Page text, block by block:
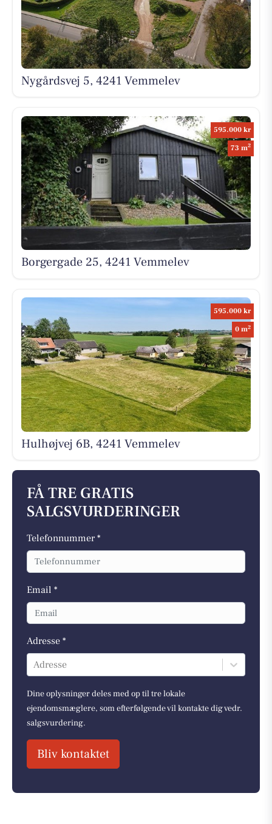
Nygårdsvej 5, 4241 Vemmelev
595.000 kr
73 m2
Borgergade 25, 4241 Vemmelev
595.000 kr
0 m2
Hulhøjvej 6B, 4241 Vemmelev
FÅ TRE GRATIS
SALGSVURDERINGER
Telefonnummer *
Email *
Adresse *
Adresse
Dine oplysninger deles med op til tre lokale
ejendomsmæglere, som efterfølgende vil kontakte dig vedr.
salgsvurdering.
Bliv kontaktet